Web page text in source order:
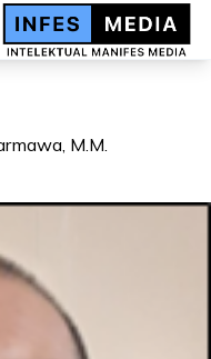
M.M.